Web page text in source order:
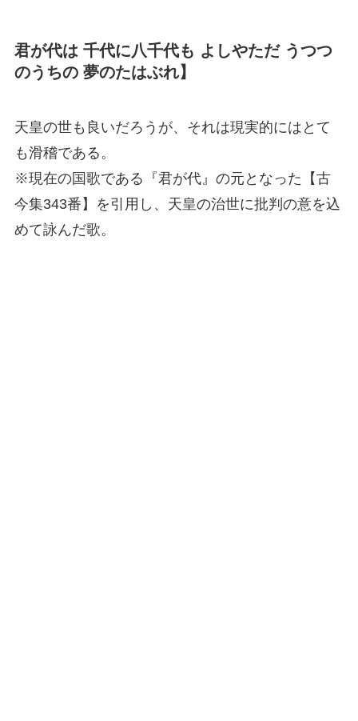
君が代は 千代に八千代も よしやただ うつつ
のうちの 夢のたはぶれ】
天皇の世も良いだろうが、それは現実的にはとて
も滑稽である。
※現在の国歌である『君が代』の元となった【古
今集343番】を引用し、天皇の治世に批判の意を込
めて詠んだ歌。